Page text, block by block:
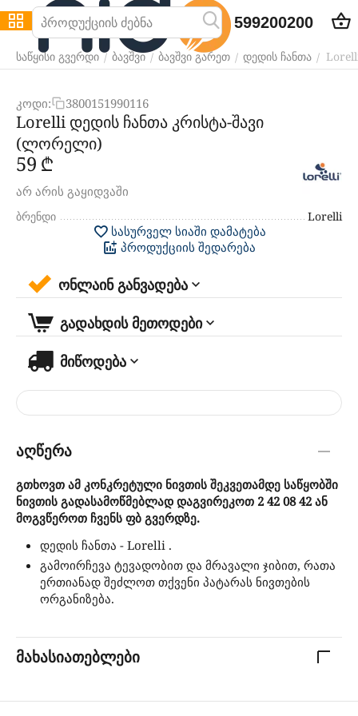
599200200
საწყისი გვერდი / ბავშვი / ბავშვი გარეთ / დედის ჩანთა /
კოდი: 3800151990116
Lorelli დედის ჩანთა კრისტა-შავი
(ლორელი)
‍59‍ ₾
არ არის გაყიდვაში
ბრენდი Lorelli
სასურველ სიაში დამატება
პროდუქციის შედარება
ონლაინ განვადება
გადახდის მეთოდები
მიწოდება
აღწერა
გთხოვთ ამ კონკრეტული ნივთის შეკვეთამდე საწყობში
ნივთის გადასამოწმებლად დაგვირეკოთ 2 42 08 42 ან
მოგვწეროთ ჩვენს ფბ გვერდზე.
დედის ჩანთა - Lorelli .
გამოირჩევა ტევადობით და მრავალი ჯიბით, რათა
ერთიანად შეძლოთ თქვენი პატარას ნივთების
ორგანიზება.
მახასიათებლები